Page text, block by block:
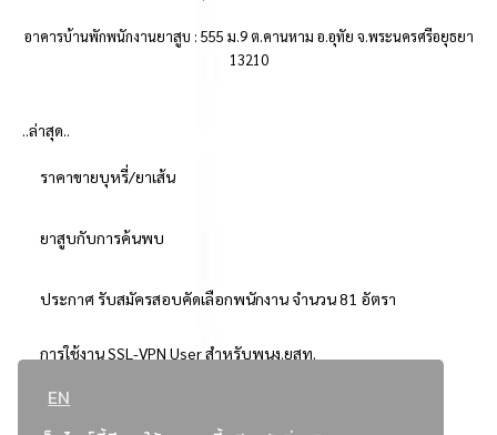
EN
อาคารบ้านพักพนักงานยาสูบ : 555 ม.9 ต.คานหาม อ.อุทัย จ.พระนครศรีอยุธยา
13210
..ล่าสุด..
ราคาขายบุหรี่/ยาเส้น
ยาสูบกับการค้นพบ
ประกาศ รับสมัครสอบคัดเลือกพนักงาน จำนวน 81 อัตรา
การใช้งาน SSL-VPN User สำหรับพนง.ยสท.
..ยอดนิยม..